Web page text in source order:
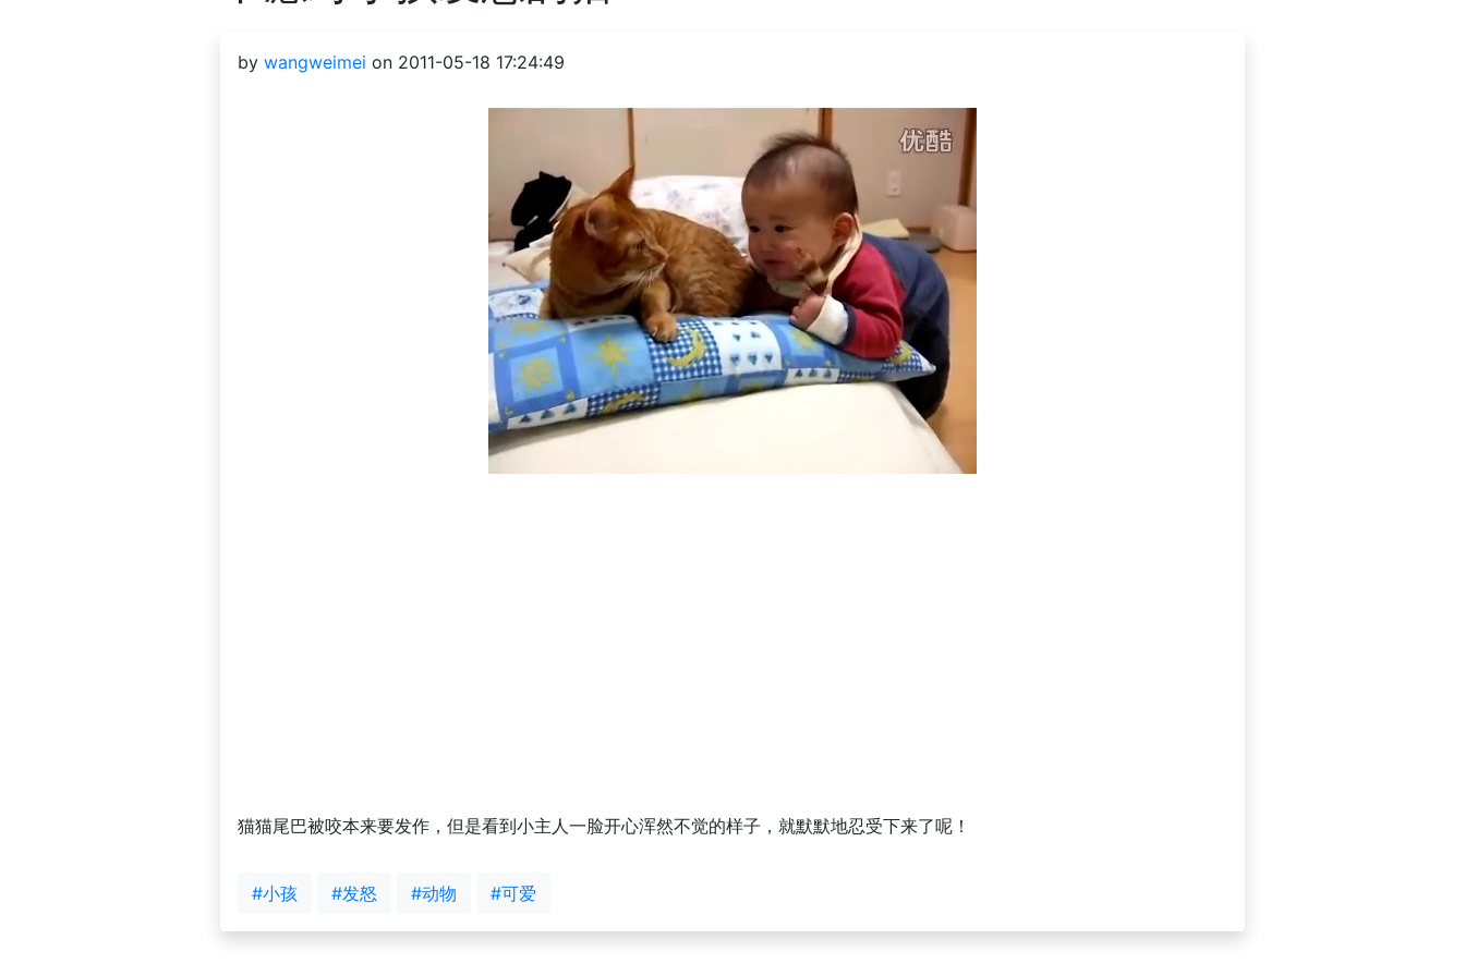
by wangweimei on 2011-05-18 17:24:49
猫猫尾巴被咬本来要发作，但是看到小主人一脸开心浑然不觉的样子，就默默地忍受下来了呢！
#小孩 #发怒 #动物 #可爱